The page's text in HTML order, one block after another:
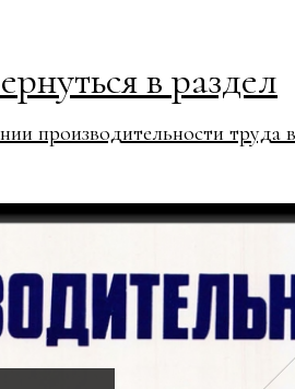
в раздел
производительности труда